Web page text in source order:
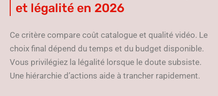
et légalité en 2026
Ce critère compare coût catalogue et qualité vidéo. Le
choix final dépend du temps et du budget disponible.
Vous privilégiez la légalité lorsque le doute subsiste.
Une hiérarchie d’actions aide à trancher rapidement.